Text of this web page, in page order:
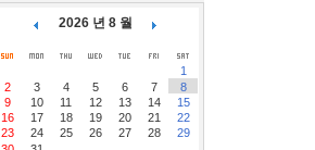
2026 년 8 월
1
2
3 4 5 6 7
8
9
10 11 12 13 14
15
16
17 18 19 20 21
22
23
24 25 26 27 28
29